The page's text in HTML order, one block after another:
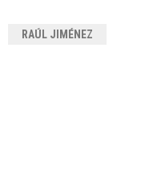
RAÚL JIMÉNEZ